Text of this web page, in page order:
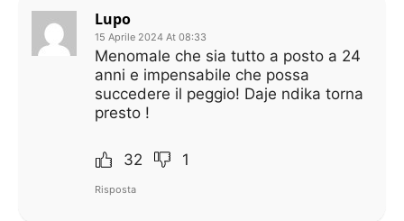
Lupo
15 Aprile 2024 At 08:33
Menomale che sia tutto a posto a 24
anni e impensabile che possa
succedere il peggio! Daje ndika torna
presto !
32 1
Risposta